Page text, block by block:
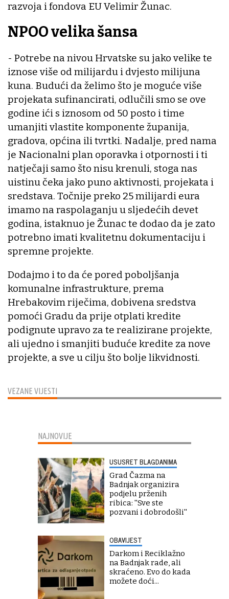
VEZANE VIJESTI
razvoja i fondova EU Velimir Žunac.
NPOO velika šansa
- Potrebe na nivou Hrvatske su jako velike te
iznose više od milijardu i dvjesto milijuna
kuna. Budući da želimo što je moguće više
projekata sufinancirati, odlučili smo se ove
godine ići s iznosom od 50 posto i time
umanjiti vlastite komponente županija,
gradova, općina ili tvrtki. Nadalje, pred nama
je Nacionalni plan oporavka i otpornosti i ti
natječaji samo što nisu krenuli, stoga nas
uistinu čeka jako puno aktivnosti, projekata i
sredstava. Točnije preko 25 milijardi eura
imamo na raspolaganju u sljedećih devet
godina, istaknuo je Žunac te dodao da je zato
potrebno imati kvalitetnu dokumentaciju i
spremne projekte.
Dodajmo i to da će pored poboljšanja
komunalne infrastrukture, prema
Hrebakovim riječima, dobivena sredstva
pomoći Gradu da prije otplati kredite
podignute upravo za te realizirane projekte,
ali ujedno i smanjiti buduće kredite za nove
projekte, a sve u cilju što bolje likvidnosti.
NAJNOVIJE
USUSRET BLAGDANIMA
Grad Čazma na
Badnjak organizira
podjelu prženih
ribica: ''Sve ste
pozvani i dobrodošli''
OBAVIJEST
Darkom i Reciklažno
na Badnjak rade, ali
skraćeno. Evo do kada
možete doći...